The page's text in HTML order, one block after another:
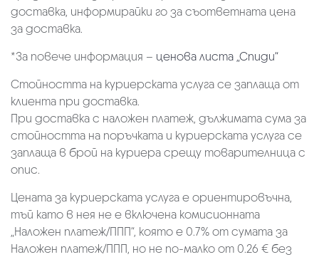
доставка, информирайки го за съответната цена
за доставка.
*За повече информация – ценова листа „Спиди“
Стойността на куриерската услуга се заплаща от
клиента при доставка.
При доставка с наложен платеж, дължимата сума за
стойността на поръчката и куриерската услуга се
заплаща в брой на куриера срещу товарителница с
опис.
Цената за куриерската услуга е ориентировъчна,
тъй като в нея не е включена комисионната
„Наложен платеж/ППП“, която е 0.7% от сумата за
Наложен платеж/ППП, но не по-малко от 0.26 € без